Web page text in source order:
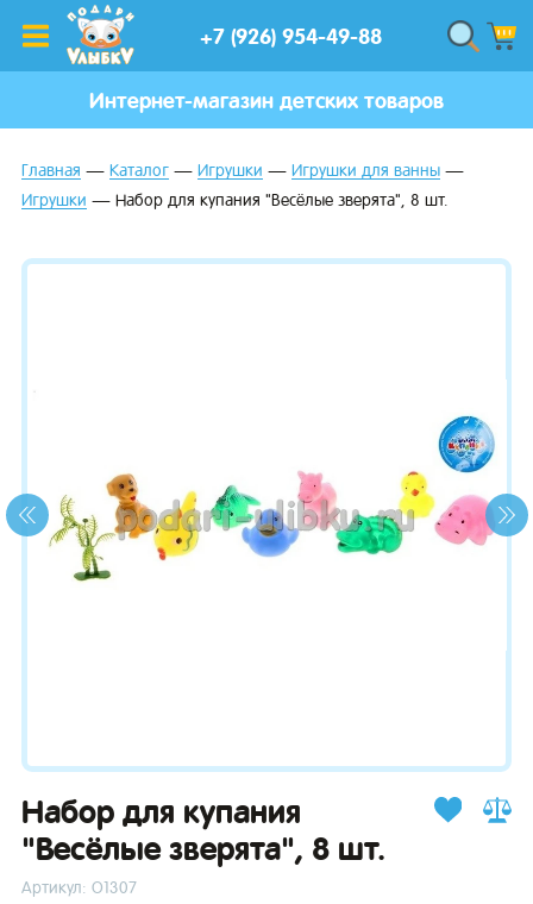
+7 (926) 954-49-88
Интернет-магазин детских товаров
Главная Каталог Игрушки
Игрушки для ванны
Игрушки
Набор для купания "Весёлые зверята", 8 шт.
Набор для купания
"Весёлые зверята", 8 шт.
Артикул: О1307